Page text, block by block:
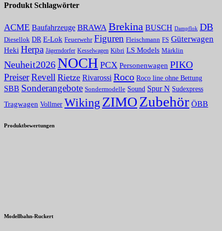
Produkt Schlagwörter
ACME Baufahrzeuge BRAWA Brekina BUSCH Dampflok DB
Diesellok DR E-Lok Feuerwehr Figuren Fleischmann FS Güterwagen
Heki Herpa Jägerndorfer Kesselwagen Kibri LS Models Märklin
Neuheit2026NOCH PCX Personenwagen PIKO
PreiserRevell Rietze Rivarossi Roco Roco line ohne Bettung
SBB Sonderangebote Sondermodelle Sound Spur N Sudexpress
Tragwagen Vollmer Wiking ZIMOZubehör ÖBB
Produktbewertungen
Modellbahn-Ruckert